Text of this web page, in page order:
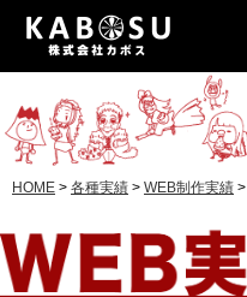
HOME > 各種実績 > WEB制作実績 >